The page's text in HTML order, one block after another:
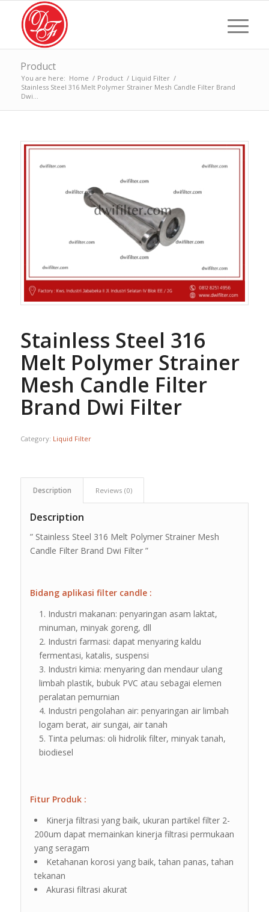
Product
You are here: Home / Product / Liquid Filter /
Stainless Steel 316 Melt Polymer Strainer Mesh Candle Filter Brand
Dwi...
Stainless Steel 316
Melt Polymer Strainer
Mesh Candle Filter
Brand Dwi Filter
Category: Liquid Filter
Description Reviews (0)
Description
” Stainless Steel 316 Melt Polymer Strainer Mesh
Candle Filter Brand Dwi Filter ”
Bidang aplikasi filter candle :
Industri makanan: penyaringan asam laktat,
minuman, minyak goreng, dll
Industri farmasi: dapat menyaring kaldu
fermentasi, katalis, suspensi
Industri kimia: menyaring dan mendaur ulang
limbah plastik, bubuk PVC atau sebagai elemen
peralatan pemurnian
Industri pengolahan air: penyaringan air limbah
logam berat, air sungai, air tanah
Tinta pelumas: oli hidrolik filter, minyak tanah,
biodiesel
Fitur Produk :
Kinerja filtrasi yang baik, ukuran partikel filter 2-
200um dapat memainkan kinerja filtrasi permukaan
yang seragam
Ketahanan korosi yang baik, tahan panas, tahan
tekanan
Akurasi filtrasi akurat